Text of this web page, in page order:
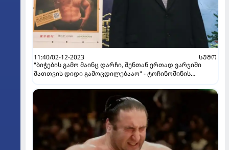
11:40/02-12-2023
ᲡᲣᲛᲝ
"ბი­ჭე­ბის გამო მა­ინც დარ­ჩი, შენ­თან ერ­თად ვარ­ჯი­ში
მათ­თვის დიდი გა­მოც­დი­ლე­ბა­აო" - ტოჩინოშინის